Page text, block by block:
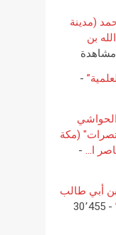
(مدينة
بن
-
(مكة
-
أبي طالب
- 30٬455